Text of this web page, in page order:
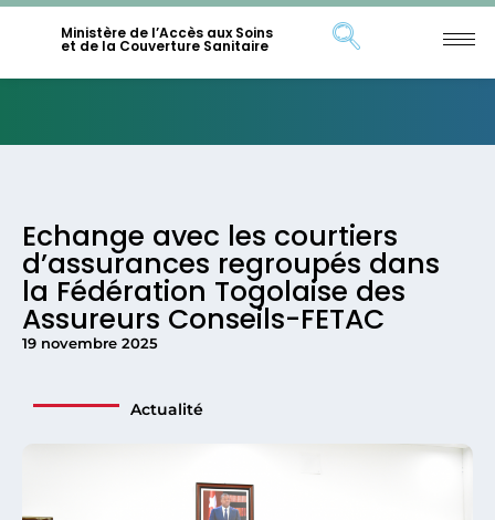
Ministère de l’Accès aux Soins
et de la Couverture Sanitaire
Echange avec les courtiers
d’assurances regroupés dans
la Fédération Togolaise des
Assureurs Conseils-FETAC
19 novembre 2025
Actualité